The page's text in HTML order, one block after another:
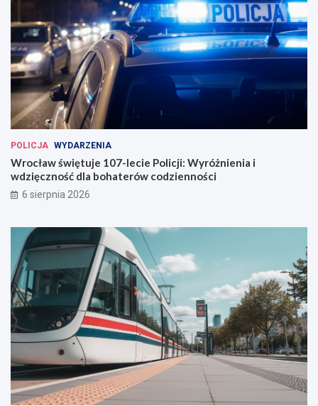
POLICJA WYDARZENIA
Wrocław świętuje 107-lecie Policji: Wyróżnienia i
wdzięczność dla bohaterów codzienności
6 sierpnia 2026